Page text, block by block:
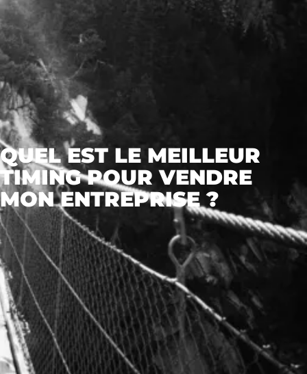
QUEL EST LE MEILLEUR
TIMING POUR VENDRE
MON ENTREPRISE ?